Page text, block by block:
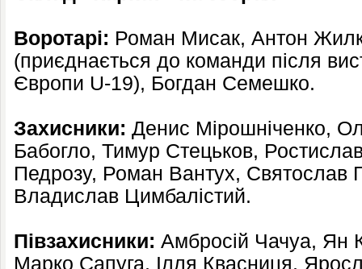
Воротарі: Роман Мисак, Антон
(приєднається до команди після
Європи U-19), Богдан Семешко.
Захисники: Денис Мірошніченко,
Бабогло, Тимур Стецьков,
Педрозу, Роман Вантух, Святослав
Владислав Цимбалістий.
Півзахисники: Амбросій Чачуа, Ян
Марко Сапуга, Ілля Квасниця,